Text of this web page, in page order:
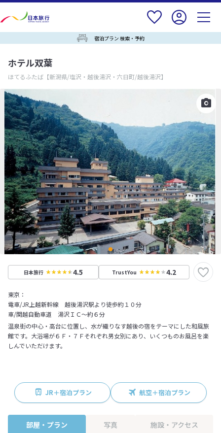
宿泊プラン 検索・予約
ホテル双葉
ほてるふたば 【新潟県/塩沢・越後湯沢・六日町/越後湯沢】
日本旅行 4.5 TrustYou 4.2
東京：
電車/JR上越新幹線 越後湯沢駅より徒歩約１０分
車/関越自動車道 湯沢ＩＣ～約６分
温泉街の中心・高台に位置し、水が織りなす越後の宿をテーマにした和風旅
館です。大浴場が６Ｆ・７Ｆそれぞれ男女別にあり、いくつものお風呂を楽
しんでいただけます。
JR＋宿泊プラン 航空＋宿泊プラン
部屋・プラン 写真 施設・アクセス